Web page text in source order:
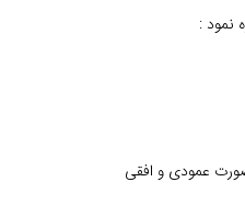
نمود :
عمودی و افقی